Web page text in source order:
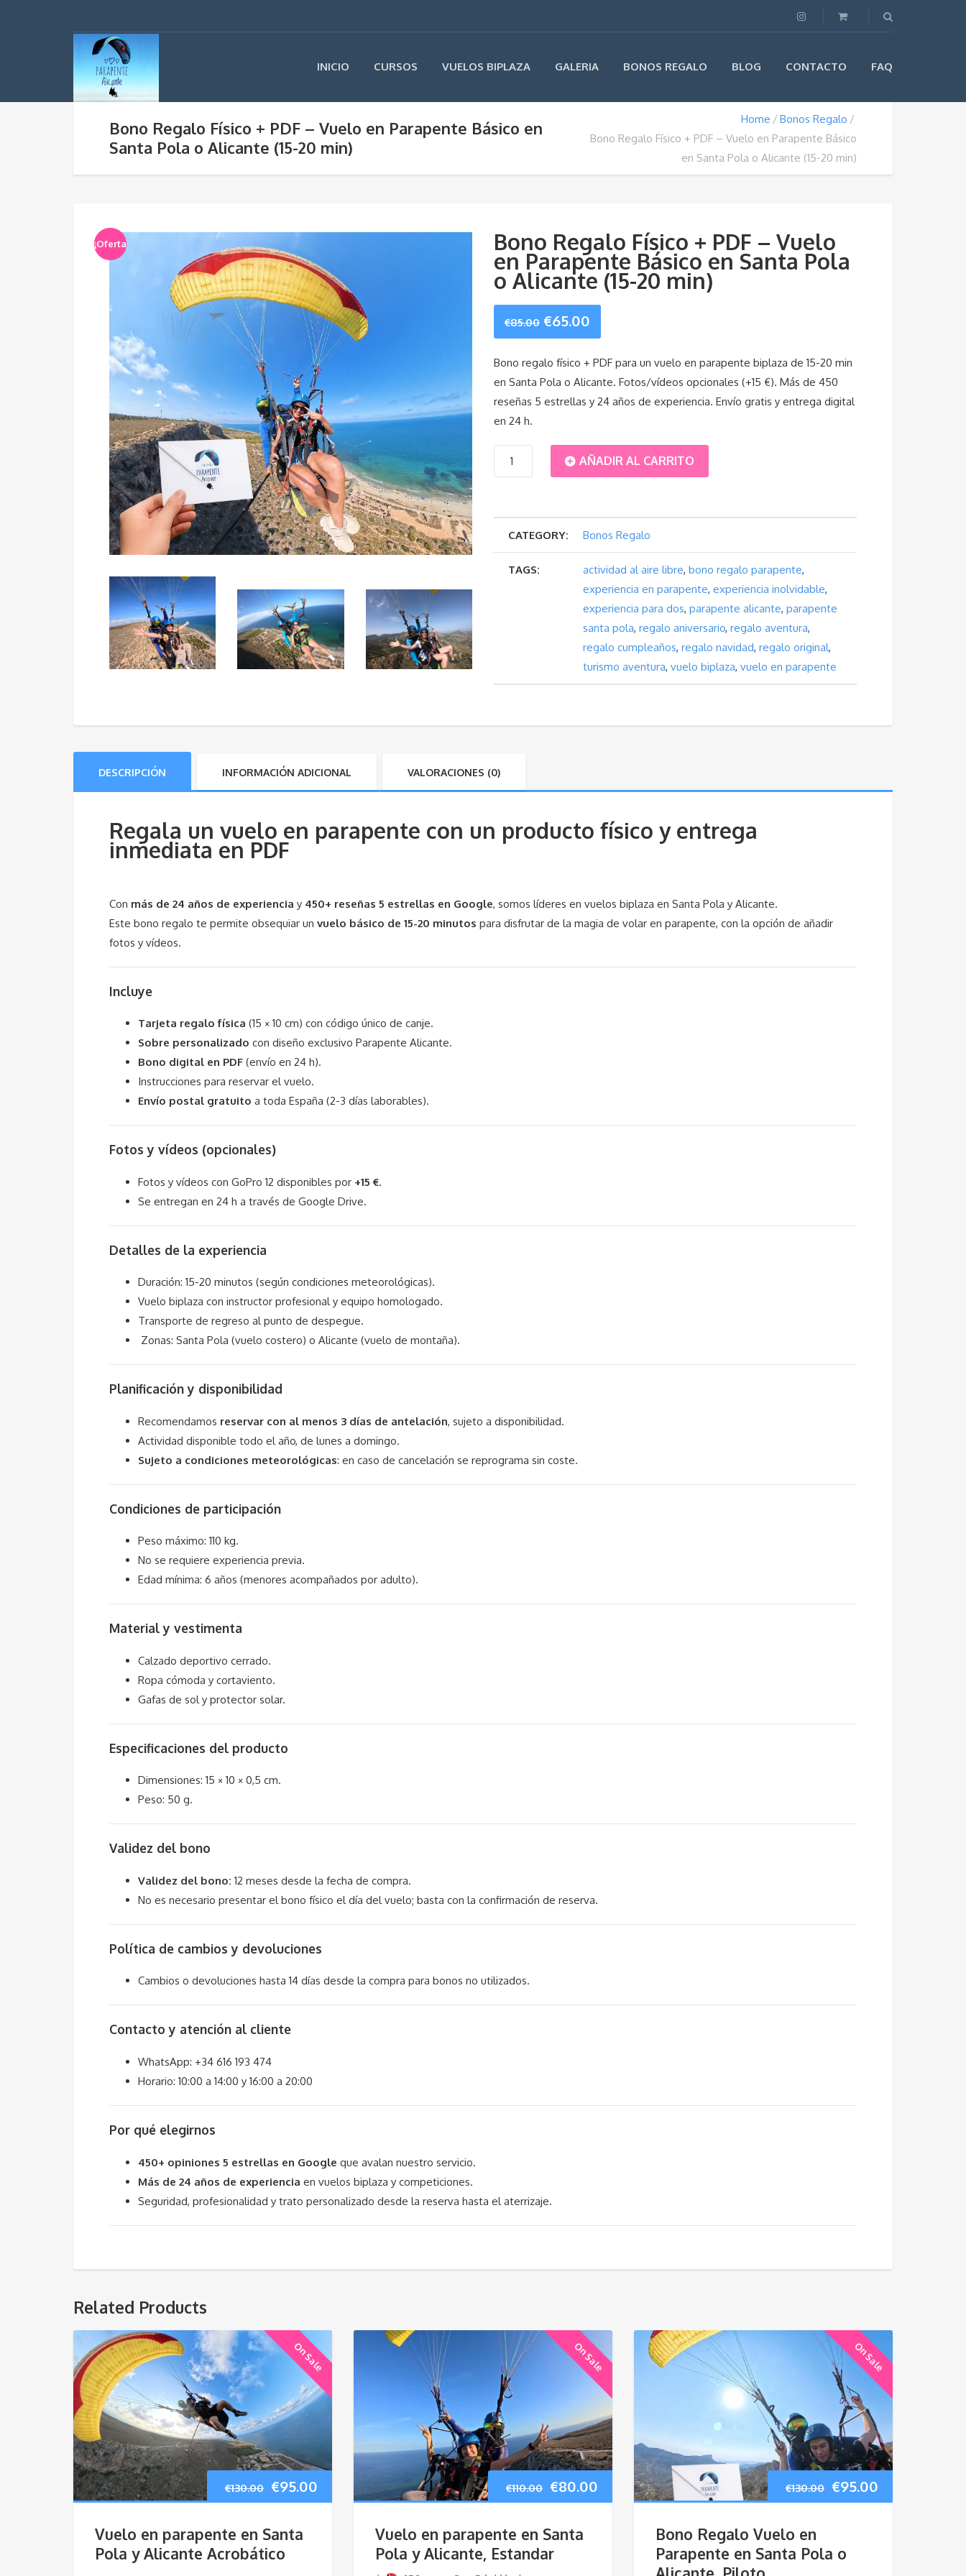
INICIO CURSOS VUELOS BIPLAZA GALERIA BONOS REGALO BLOG CONTACTO FAQ
Bono Regalo Físico + PDF – Vuelo en Parapente Básico en
Santa Pola o Alicante (15-20 min)
Home
Bonos Regalo
Bono Regalo Físico + PDF – Vuelo en Parapente Básico
en Santa Pola o Alicante (15-20 min)
¡Oferta! Bono Regalo Físico + PDF – Vuelo
en Parapente Básico en Santa Pola
o Alicante (15-20 min)
€85.00 El
original
€85.00.
€65.00
actual
€65.00.
Bono regalo físico + PDF para un vuelo en parapente biplaza de 15-20 min
en Santa Pola o Alicante. Fotos/vídeos opcionales (+15 €). Más de 450
reseñas 5 estrellas y 24 años de experiencia. Envío gratis y entrega digital
en 24 h.
Bono
en
Alicante
AÑADIR AL CARRITO
CATEGORY: Bonos Regalo
TAGS: actividad al aire libre, bono regalo parapente,
experiencia en parapente, experiencia inolvidable,
experiencia para dos, parapente alicante, parapente
santa pola, regalo aniversario, regalo aventura,
regalo cumpleaños, regalo navidad, regalo original,
turismo aventura, vuelo biplaza, vuelo en parapente
DESCRIPCIÓN INFORMACIÓN ADICIONAL VALORACIONES (0)
Regala un vuelo en parapente con un producto físico y entrega
inmediata en PDF
Con más de 24 años de experiencia y 450+ reseñas 5 estrellas en Google, somos líderes en vuelos biplaza en Santa Pola y Alicante.
Este bono regalo te permite obsequiar un vuelo básico de 15-20 minutos para disfrutar de la magia de volar en parapente, con la opción de añadir
fotos y vídeos.
Incluye
Tarjeta regalo física (15 × 10 cm) con código único de canje.
Sobre personalizado con diseño exclusivo Parapente Alicante.
Bono digital en PDF (envío en 24 h).
Instrucciones para reservar el vuelo.
Envío postal gratuito a toda España (2-3 días laborables).
Fotos y vídeos (opcionales)
Fotos y vídeos con GoPro 12 disponibles por +15 €.
Se entregan en 24 h a través de Google Drive.
Detalles de la experiencia
Duración: 15-20 minutos (según condiciones meteorológicas).
Vuelo biplaza con instructor profesional y equipo homologado.
Transporte de regreso al punto de despegue.
Zonas: Santa Pola (vuelo costero) o Alicante (vuelo de montaña).
Planificación y disponibilidad
Recomendamos reservar con al menos 3 días de antelación, sujeto a disponibilidad.
Actividad disponible todo el año, de lunes a domingo.
Sujeto a condiciones meteorológicas: en caso de cancelación se reprograma sin coste.
Condiciones de participación
Peso máximo: 110 kg.
No se requiere experiencia previa.
Edad mínima: 6 años (menores acompañados por adulto).
Material y vestimenta
Calzado deportivo cerrado.
Ropa cómoda y cortaviento.
Gafas de sol y protector solar.
Especificaciones del producto
Dimensiones: 15 × 10 × 0,5 cm.
Peso: 50 g.
Validez del bono
Validez del bono: 12 meses desde la fecha de compra.
No es necesario presentar el bono físico el día del vuelo; basta con la confirmación de reserva.
Política de cambios y devoluciones
Cambios o devoluciones hasta 14 días desde la compra para bonos no utilizados.
Contacto y atención al cliente
WhatsApp: +34 616 193 474
Horario: 10:00 a 14:00 y 16:00 a 20:00
Por qué elegirnos
450+ opiniones 5 estrellas en Google que avalan nuestro servicio.
Más de 24 años de experiencia en vuelos biplaza y competiciones.
Seguridad, profesionalidad y trato personalizado desde la reserva hasta el aterrizaje.
Related Products
On Sale
€130.00 El
original
€95.00
Vuelo en parapente en Santa
Pola y Alicante Acrobático
On Sale
€110.00 El
original
€80.00
Vuelo en parapente en Santa
Pola y Alicante, Estandar
On Sale
€130.00 El
original
€95.00
Bono Regalo Vuelo en
Parapente en Santa Pola o